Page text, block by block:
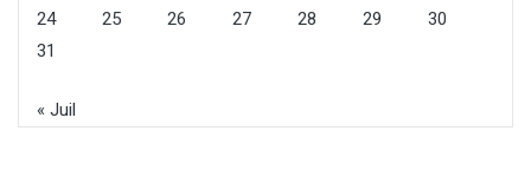
24
25 26 27 28 29
30
31
« Juil